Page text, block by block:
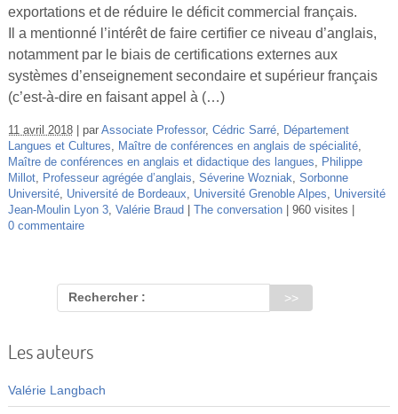
exportations et de réduire le déficit commercial français.
Il a mentionné l’intérêt de faire certifier ce niveau d’anglais,
notamment par le biais de certifications externes aux
systèmes d’enseignement secondaire et supérieur français
(c’est-à-dire en faisant appel à (…)
11 avril 2018 par Associate Professor, Cédric Sarré,
Département
Langues et Cultures
Maître de conférences en anglais de spécialité,
Maître de conférences en anglais et didactique des langues
Philippe
Millot, Professeur agrégée d’anglais Séverine Wozniak
Sorbonne
Université, Université de Bordeaux Université Grenoble Alpes
Université
Jean-Moulin Lyon 3, Valérie Braud The conversation
960 visites
0 commentaire
Rechercher :
Les auteurs
Valérie Langbach